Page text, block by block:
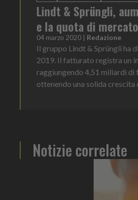
Lindt & Sprüngli,
e la quota di mercato
04 marzo 2020 | Redazione
Il gruppo Lindt & Sprüngli ha
2019. Il fatturato registra un
raggiungendo 4,51 miliardi di
ottenendo una solida crescita
Notizie correlate